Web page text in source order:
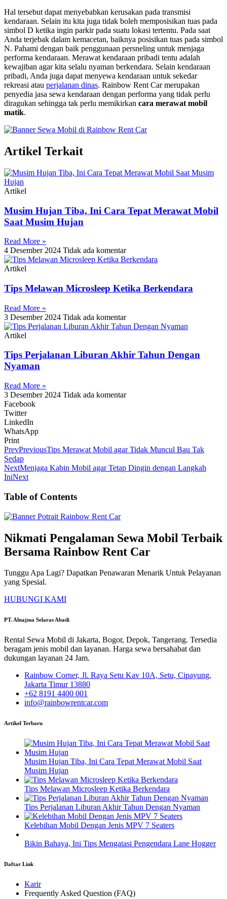
Hal tersebut dapat menyebabkan kerusakan pada transmisi
kendaraan. Selain itu kita juga tidak boleh memposisikan tuas pada
simbol D ketika ingin parkir pada suatu lokasi tertentu. Pada saat
Anda terjebak dalam kemacetan, baiknya posisikan tuas pada simbol
N. Pahami dengan baik penggunaan persneling untuk menjaga
performa kendaraan. Merawat kendaraan pribadi tentu adalah
kewajiban agar kita selalu nyaman berkendara. Selain kendaraan
pribadi, Anda juga dapat menyewa kendaraan untuk sekedar
rekreasi atau perjalanan dinas. Rainbow Rent Car merupakan
penyedia jasa sewa kendaraan dengan performa yang tidak perlu
diragukan sehingga tak perlu memikirkan cara merawat mobil
matik.
Artikel Terkait
Artikel
Musim Hujan Tiba, Ini Cara Tepat Merawat Mobil
Saat Musim Hujan
Read More »
4 Desember 2024 Tidak ada komentar
Artikel
Tips Melawan Microsleep Ketika Berkendara
Read More »
3 Desember 2024 Tidak ada komentar
Artikel
Tips Perjalanan Liburan Akhir Tahun Dengan
Nyaman
Read More »
3 Desember 2024 Tidak ada komentar
Facebook
Twitter
LinkedIn
WhatsApp
Print
PrevPreviousTips Merawat Mobil agar Tidak Muncul Bau Tak
Sedap
NextMenjaga Kabin Mobil agar Tetap Dingin dengan Langkah
IniNext
Table of Contents
Nikmati Pengalaman Sewa Mobil Terbaik
Bersama Rainbow Rent Car
Tunggu Apa Lagi? Dapatkan Penawaran Menarik Untuk Pelayanan
yang Spesial.
HUBUNGI KAMI
PT. Alnajma Selaras Abadi
Rental Sewa Mobil di Jakarta, Bogor, Depok, Tangerang. Tersedia
beragam jenis mobil dan layanan. Harga sewa bersahabat dan
dukungan layanan 24 Jam.
Rainbow Corner, Jl. Raya Setu Kav 10A, Setu, Cipayung,
Jakarta Timur 13880
+62 8191 4400 001
info@rainbowrentcar.com
Artikel Terbaru
Musim Hujan Tiba, Ini Cara Tepat Merawat Mobil Saat
Musim Hujan
Tips Melawan Microsleep Ketika Berkendara
Tips Perjalanan Liburan Akhir Tahun Dengan Nyaman
Kelebihan Mobil Dengan Jenis MPV 7 Seaters
Bikin Bahaya, Ini Tips Mengatasi Pengendara Lane Hogger
Daftar Link
Karir
Frequently Asked Question (FAQ)